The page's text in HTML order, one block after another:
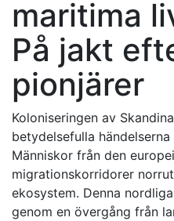
maritima
På jakt
pionjärer
Koloniseringen av
betydelsefulla
Människor från den
migrationskorridorer
ekosystem. Denna
genom en övergång från